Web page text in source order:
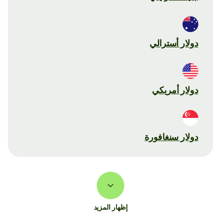
دولار أسترالي
دولار أمريكي
دولار سنغافورة
إظهار المزيد